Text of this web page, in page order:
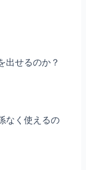
出せるのか？
なく使えるの